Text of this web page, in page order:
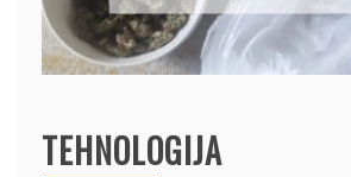
12. februar 2025.
TEHNOLOGIJA